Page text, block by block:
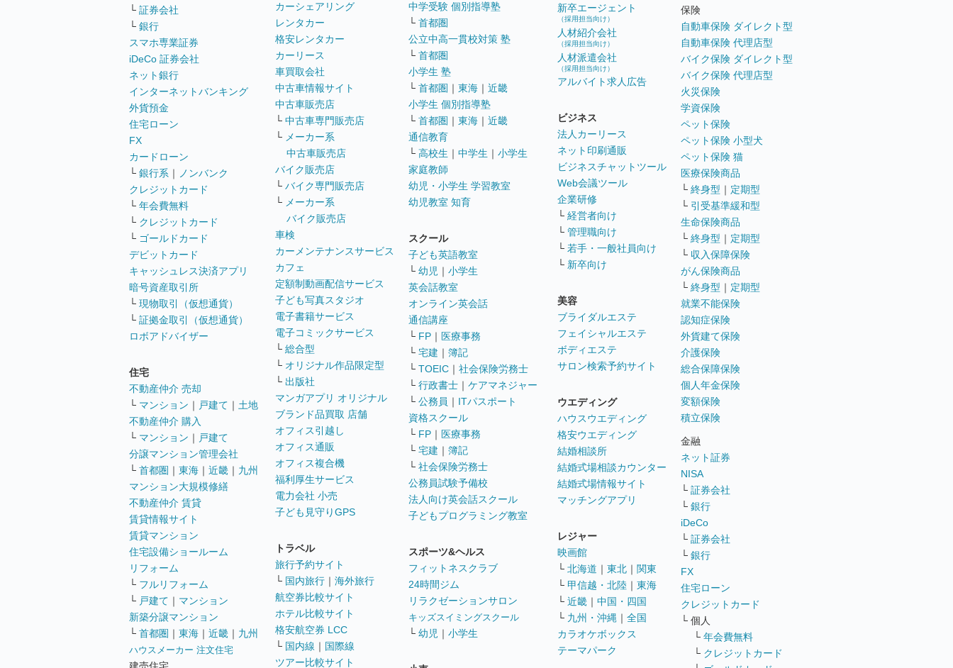
└ 証券会社
└ 銀行
スマホ専業証券
iDeCo 証券会社
ネット銀行
インターネットバンキング
外貨預金
住宅ローン
FX
カードローン
└ 銀行系 ｜
ノンバンク
クレジットカード
└ 年会費無料
└ クレジットカード
└ ゴールドカード
デビットカード
キャッシュレス決済アプリ
暗号資産取引所
└ 現物取引（仮想通貨）
└ 証拠金取引（仮想通貨）
ロボアドバイザー
住宅
不動産仲介 売却
└ マンション ｜ 戸建て ｜ 土地
不動産仲介 購入
└ マンション ｜ 戸建て
分譲マンション管理会社
└ 首都圏 ｜ 東海 ｜ 近畿 ｜ 九州
マンション大規模修繕
不動産仲介 賃貸
賃貸情報サイト
賃貸マンション
住宅設備ショールーム
リフォーム
└ フルリフォーム
└ 戸建て ｜ マンション
新築分譲マンション
└ 首都圏 ｜ 東海 ｜ 近畿 ｜ 九州
ハウスメーカー 注文住宅
カーシェアリング
レンタカー
格安レンタカー
カーリース
車買取会社
中古車情報サイト
中古車販売店
└ 中古車専門販売店
└ メーカー系
中古車販売店
バイク販売店
└ バイク専門販売店
└ メーカー系
バイク販売店
車検
カーメンテナンスサービス
カフェ
定額制動画配信サービス
子ども写真スタジオ
電子書籍サービス
電子コミックサービス
└ 総合型
└ オリジナル作品限定型
└ 出版社
マンガアプリ オリジナル
ブランド品買取 店舗
オフィス引越し
オフィス通販
オフィス複合機
福利厚生サービス
電力会社 小売
子ども見守りGPS
トラベル
旅行予約サイト
└ 国内旅行 ｜ 海外旅行
航空券比較サイト
ホテル比較サイト
格安航空券 LCC
└ 国内線 ｜ 国際線
ツアー比較サイト
中学受験 個別指導塾
└ 首都圏
公立中高一貫校対策 塾
└ 首都圏
小学生 塾
└ 首都圏 ｜ 東海 ｜ 近畿
小学生 個別指導塾
└ 首都圏 ｜ 東海 ｜ 近畿
通信教育
└ 高校生 ｜ 中学生 ｜ 小学生
家庭教師
幼児・小学生 学習教室
幼児教室 知育
スクール
子ども英語教室
└ 幼児 ｜ 小学生
英会話教室
オンライン英会話
通信講座
└ FP ｜ 医療事務
└ 宅建 ｜ 簿記
└ TOEIC ｜ 社会保険労務士
└ 行政書士 ｜ ケアマネジャー
└ 公務員 ｜ ITパスポート
資格スクール
└ FP ｜ 医療事務
└ 宅建 ｜ 簿記
└ 社会保険労務士
公務員試験予備校
法人向け英会話スクール
子どもプログラミング教室
スポーツ&ヘルス
フィットネスクラブ
24時間ジム
リラクゼーションサロン
キッズスイミングスクール
└ 幼児 ｜ 小学生
新卒エージェント
（採用担当向け）
人材紹介会社
（採用担当向け）
人材派遣会社
（採用担当向け）
アルバイト求人広告
ビジネス
法人カーリース
ネット印刷通販
ビジネスチャットツール
Web会議ツール
企業研修
└ 経営者向け
└ 管理職向け
└ 若手・一般社員向け
└ 新卒向け
美容
ブライダルエステ
フェイシャルエステ
ボディエステ
サロン検索予約サイト
ウエディング
ハウスウエディング
格安ウエディング
結婚相談所
結婚式場相談カウンター
結婚式場情報サイト
マッチングアプリ
レジャー
映画館
└ 北海道 ｜ 東北 ｜ 関東
└ 甲信越・北陸 ｜ 東海
└ 近畿 ｜ 中国・四国
└ 九州・沖縄 ｜ 全国
カラオケボックス
テーマパーク
保険
自動車保険 ダイレクト型
自動車保険 代理店型
バイク保険 ダイレクト型
バイク保険 代理店型
火災保険
学資保険
ペット保険
ペット保険 小型犬
ペット保険 猫
医療保険商品
└ 終身型 ｜ 定期型
└ 引受基準緩和型
生命保険商品
└ 終身型 ｜ 定期型
└ 収入保障保険
がん保険商品
└ 終身型 ｜ 定期型
就業不能保険
認知症保険
外貨建て保険
介護保険
総合保障保険
個人年金保険
変額保険
積立保険
金融
ネット証券
NISA
└ 証券会社
└ 銀行
iDeCo
└ 証券会社
└ 銀行
FX
住宅ローン
クレジットカード
└ 個人
└ 年会費無料
└ クレジットカード